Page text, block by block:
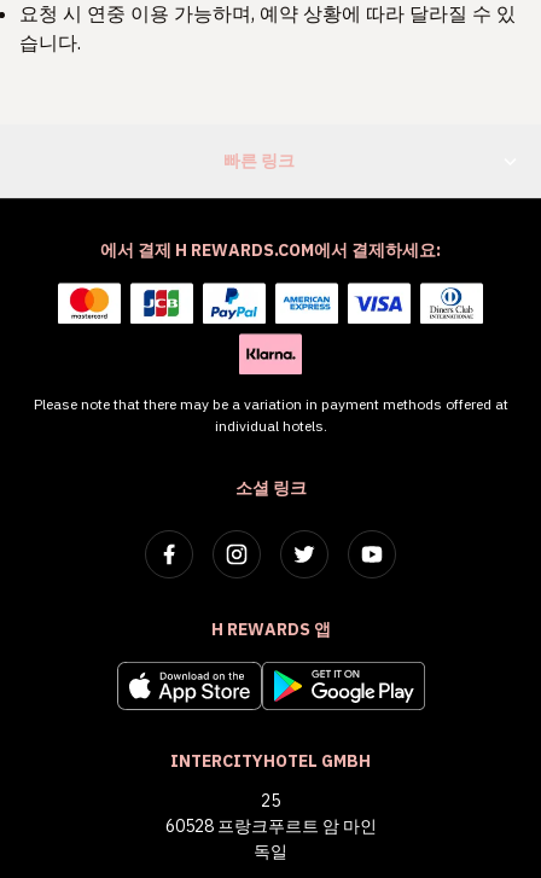
요청 시 연중 이용 가능하며, 예약 상황에 따라 달라질 수 있
습니다.
빠른 링크
소셜 링크
H REWARDS 앱
INTERCITYHOTEL GMBH
25
60528 프랑크푸르트 암 마인
독일
에서 결제 H REWARDS.COM에서 결제하세요:
Please note that there may be a variation in payment methods offered at
individual hotels.